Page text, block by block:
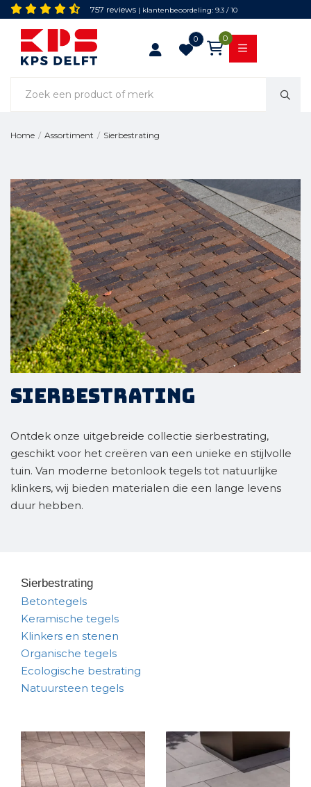
757 reviews | klantenbeoordeling: 9.3 / 10
0 0
Home / Assortiment / Sierbestrating
Sierbestrating
Ontdek onze uitgebreide collectie sierbestrating,
geschikt voor het creëren van een unieke en stijlvolle
tuin. Van moderne betonlook tegels tot natuurlijke
klinkers, wij bieden materialen die een lange levens
duur hebben.
Sierbestrating
Betontegels
Keramische tegels
Klinkers en stenen
Organische tegels
Ecologische bestrating
Natuursteen tegels